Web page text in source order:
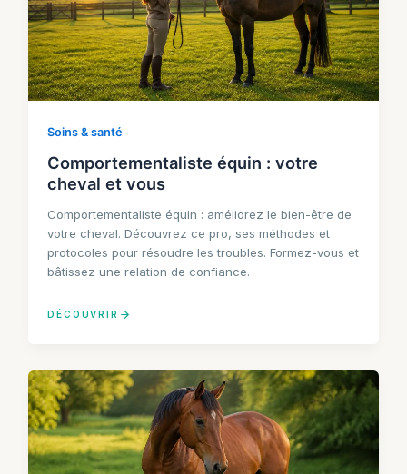
Soins & santé
Comportementaliste équin : votre
cheval et vous
Comportementaliste équin : améliorez le bien-être de
votre cheval. Découvrez ce pro, ses méthodes et
protocoles pour résoudre les troubles. Formez-vous et
bâtissez une relation de confiance.
DÉCOUVRIR